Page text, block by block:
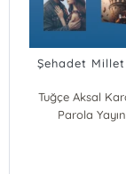
Şehadet
Tuğçe Aksal
Parola